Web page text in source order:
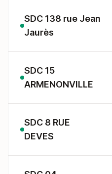
SDC 138 rue Jean
Jaurès
SDC 15
ARMENONVILLE
SDC 8 RUE
DEVES